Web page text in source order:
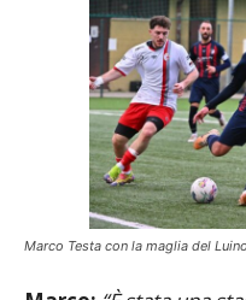
Marco Testa con la maglia del Luino